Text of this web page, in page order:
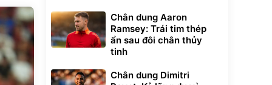
Chân dung Aaron
Ramsey: Trái tim thép
ẩn sau đôi chân thủy
tinh
Chân dung Dimitri